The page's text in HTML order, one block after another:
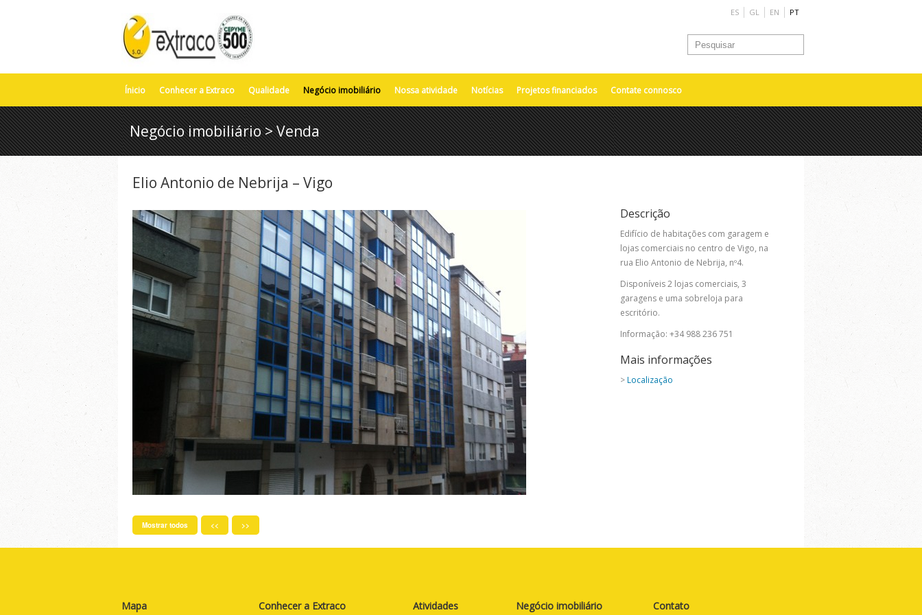
ES GL EN PT
Ínicio Conhecer a Extraco Qualidade Negócio imobiliário Nossa atividade Notícias Projetos financiados Contate connosco
Negócio imobiliário > Venda
Elio Antonio de Nebrija – Vigo
Mostrar todos << >>
Descrição
Edifício de habitações com garagem e
lojas comerciais no centro de Vigo, na
rua Elio Antonio de Nebrija, nº4.
Disponíveis 2 lojas comerciais, 3
garagens e uma sobreloja para
escritório.
Informação: +34 988 236 751
Mais informações
>Localização
Mapa Conhecer a Extraco Atividades Negócio imobiliário Contato